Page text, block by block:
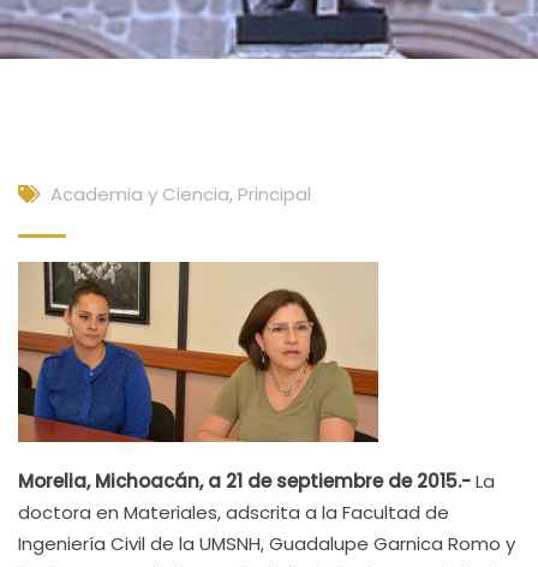
Academia y Ciencia, Principal
Morelia, Michoacán, a 21 de septiembre de 2015.-La
doctora en Materiales, adscrita a la Facultad de
Ingeniería Civil de la UMSNH, Guadalupe Garnica Romo y